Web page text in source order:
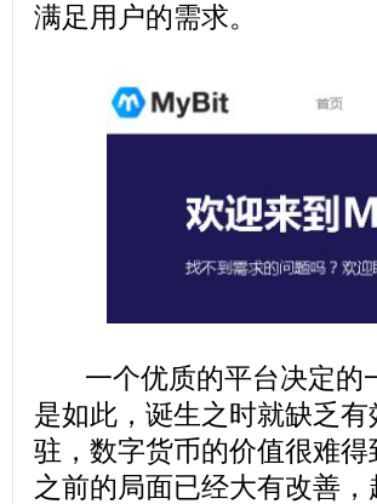
满足用户的需求。
一个优质的平台决定的
是如此，诞生之时就缺乏
驻，数字货币的价值很难
之前的局面已经大有改善